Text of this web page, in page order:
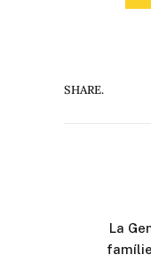
SHARE.
La